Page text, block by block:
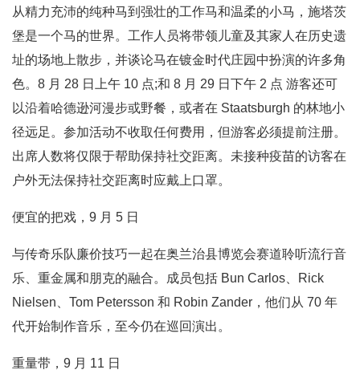
从精力充沛的纯种马到强壮的工作马和温柔的小马，施塔茨
堡是一个马的世界。工作人员将带领儿童及其家人在历史遗
址的场地上散步，并谈论马在镀金时代庄园中扮演的许多角
色。8 月 28 日上午 10 点;和 8 月 29 日下午 2 点 游客还可
以沿着哈德逊河漫步或野餐，或者在 Staatsburgh 的林地小
径远足。参加活动不收取任何费用，但游客必须提前注册。
出席人数将仅限于帮助保持社交距离。未接种疫苗的访客在
户外无法保持社交距离时应戴上口罩。
便宜的把戏，9 月 5 日
与传奇乐队廉价技巧一起在奥兰治县博览会赛道聆听流行音
乐、重金属和朋克的融合。成员包括 Bun Carlos、Rick
Nielsen、Tom Petersson 和 Robin Zander，他们从 70 年
代开始制作音乐，至今仍在巡回演出。
重量带，9 月 11 日